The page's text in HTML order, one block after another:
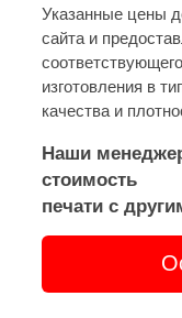
Указанные цены
сайта и
изготовления в
качества и
Наши
стоимость
печати с